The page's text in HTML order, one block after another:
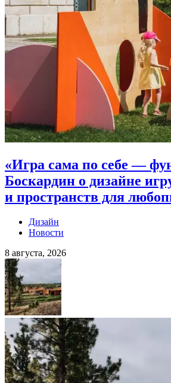
«Игра сама по себе —
Боскардин о дизайне
и пространств для
Дизайн
Новости
8 августа, 2026